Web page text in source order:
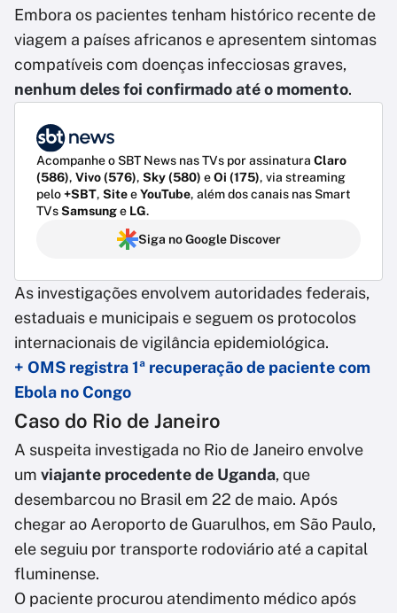
Embora os pacientes tenham histórico recente de
viagem a países africanos e apresentem sintomas
compatíveis com doenças infecciosas graves,
nenhum deles foi confirmado até o momento.
Acompanhe o SBT News nas TVs por assinatura Claro
(586), Vivo (576), Sky (580) eOi (175), via streaming
pelo+SBT, SiteeYouTube, além dos canais nas Smart
TVsSamsunge LG.
Siga no Google Discover
As investigações envolvem autoridades federais,
estaduais e municipais e seguem os protocolos
internacionais de vigilância epidemiológica.
+ OMS registra 1ª recuperação de paciente com
Ebola no Congo
Caso do Rio de Janeiro
A suspeita investigada no Rio de Janeiro envolve
um viajante procedente de Uganda, que
desembarcou no Brasil em 22 de maio. Após
chegar ao Aeroporto de Guarulhos, em São Paulo,
ele seguiu por transporte rodoviário até a capital
fluminense.
O paciente procurou atendimento médico após